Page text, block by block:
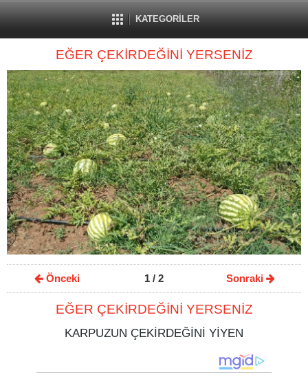
KATEGORİLER
EĞER ÇEKİRDEĞİNİ YERSENİZ
Önceki 1/ 2 Sonraki
EĞER ÇEKİRDEĞİNİ YERSENİZ
KARPUZUN ÇEKİRDEĞİNİ YİYEN